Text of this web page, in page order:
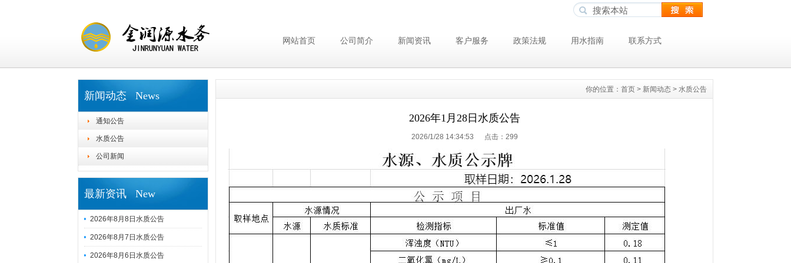
网站首页 公司简介 新闻资讯 客户服务 政策法规 用水指南 联系方式
新闻动态 News
通知公告
水质公告
公司新闻
最新资讯 New
2026年8月8日水质公告
2026年8月7日水质公告
2026年8月6日水质公告
你的位置： 首页 > 新闻动态 > 水质公告
2026年1月28日水质公告
2026/1/28 14:34:53 点击： 299